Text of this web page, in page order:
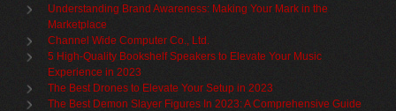
Understanding Brand Awareness: Making Your Mark in the
Marketplace
Channel Wide Computer Co., Ltd.
5 High-Quality Bookshelf Speakers to Elevate Your Music
Experience in 2023
The Best Drones to Elevate Your Setup in 2023
The Best Demon Slayer Figures In 2023: A Comprehensive Guide